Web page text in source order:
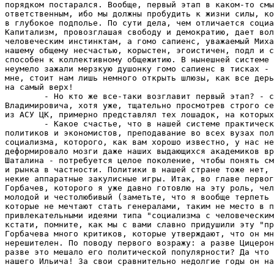
порядком постарался. Вообще, первый этап в каком-то
ответственным, ибо мы должны пробудить к жизни силы,
в глубокое подполье. По сути дела, чем отличается
Капитализм, провозглашая свободу и демократию, дает
человеческим инстинктам, а гомо сапиенс, уважаемый
нашему общему несчастью, корыстен, эгоистичен, подл и
способен к коллективному общежитию. В нынешней
неумело зажали мерзкую душонку гомо сапиенс в тисках -
мне, стоит нам лишь немного открыть шлюзы, как все
на самый верх!
- Но кто же все-таки возглавит первый этап? -
Владимировича, хотя уже, тщательно просмотрев строго
из АСУ ЦК, примерно представлял тех лошадок, на
- Какое счастье, что в нашей системе
политиков и экономистов, преподавание во всех вузах
социализма, которого, как вам хорошо известно, у нас
деформировало мозги даже наших выдающихся академиков
Шаталина - потребуется целое поколение, чтобы понять
и рынка в частности. Политики в нашей стране тоже нет,
некие аппаратные закулисные игры. Итак, во главе
Горбачев, которого я уже давно готовлю на эту роль,
молодой и честолюбивый (заметьте, что я вообще
которые не мечтают стать генералами, таким не место в
привлекательными идеями типа "социализма с
кстати, помните, как мы с вами славно придушили эту
Горбачева много критиков, которые утверждают, что он
нерешителен. По поводу первого возражу: а разве
разве это мешало его политической популярности? Да что
нашего Ильича! За свои сравнительно недолгие годы он